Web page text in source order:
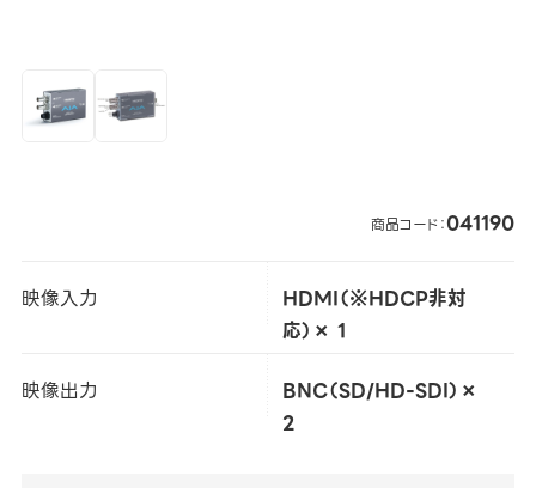
商品コード：041190
映像入力
HDMI（※HDCP非対
応）× 1
映像出力
BNC（SD/HD-SDI）×
2